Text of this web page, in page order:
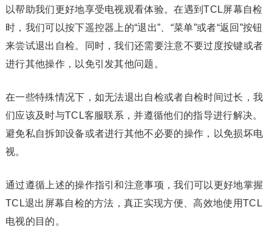
以帮助我们更好地享受电视观看体验。在遇到TCL屏幕自检
时，我们可以按下遥控器上的“退出”、“菜单”或者“返回”按钮
来尝试退出自检。同时，我们还需要注意不要过度按键或者
进行其他操作，以免引发其他问题。
在一些特殊情况下，如无法退出自检或者自检时间过长，我
们应该及时与TCL客服联系，并遵循他们的指导进行解决。
避免私自拆卸设备或者进行其他不必要的操作，以免损坏电
视。
通过遵循上述的操作指引和注意事项，我们可以更好地掌握
TCL退出屏幕自检的方法，真正实现方便、高效地使用TCL
电视的目的。